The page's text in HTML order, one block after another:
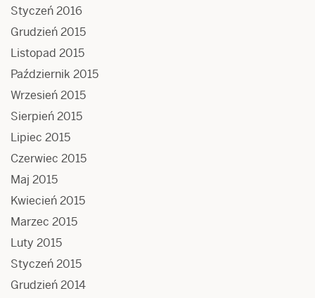
Styczeń 2016
Grudzień 2015
Listopad 2015
Październik 2015
Wrzesień 2015
Sierpień 2015
Lipiec 2015
Czerwiec 2015
Maj 2015
Kwiecień 2015
Marzec 2015
Luty 2015
Styczeń 2015
Grudzień 2014